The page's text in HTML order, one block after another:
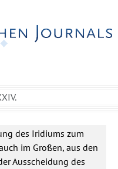
des Iridiums zum
im Großen, aus den
Ausscheidung des